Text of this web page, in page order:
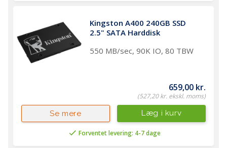
Kingston A400 240GB SSD
2.5" SATA Harddisk
550 MB/sec, 90K IO, 80 TBW
659,00 kr.
(527,20 kr. ekskl. moms)
Forventet levering: 4-7 dage
Læg i kurv
Se mere